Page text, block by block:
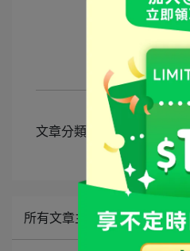
文章分類 生動力雙纖維
所有文章主題